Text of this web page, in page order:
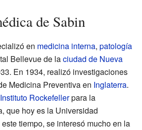
de Sabin
en medicina interna, patología
Bellevue de laciudad de Nueva
En 1934, realizó investigaciones
Medicina Preventiva en Inglaterra.
Instituto Rockefellerpara la
que hoy es la Universidad
tiempo, se interesó mucho en la